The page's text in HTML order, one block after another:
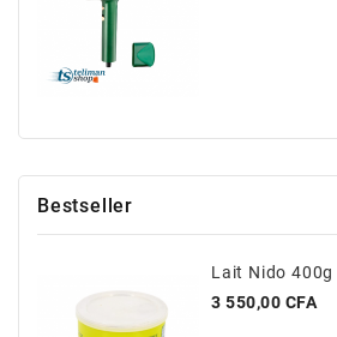
Bestseller
Lait Nido 400g
Prix
3 550,00 CFA